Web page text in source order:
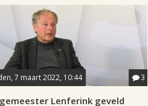
7 maart 2022, 10:44 3
Lenferink geveld